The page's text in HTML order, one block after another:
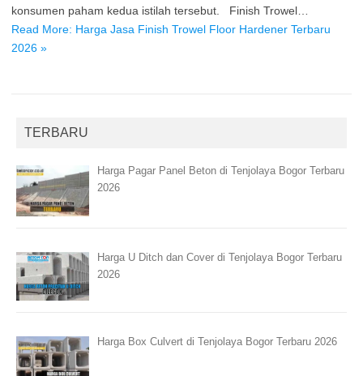
konsumen paham kedua istilah tersebut. Finish Trowel…
Read More: Harga Jasa Finish Trowel Floor Hardener Terbaru
2026 »
TERBARU
Harga Pagar Panel Beton di Tenjolaya Bogor Terbaru
2026
Harga U Ditch dan Cover di Tenjolaya Bogor Terbaru
2026
Harga Box Culvert di Tenjolaya Bogor Terbaru 2026